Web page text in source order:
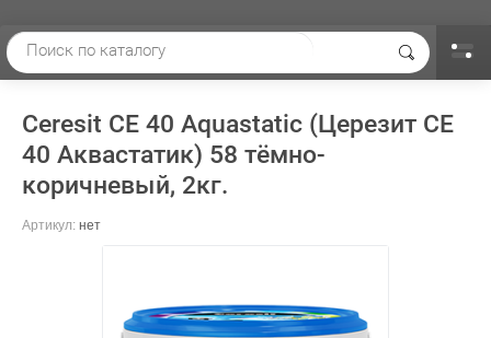
Ceresit СЕ 40 Aquastatic (Церезит СЕ
40 Аквастатик) 58 тёмно-
коричневый, 2кг.
Артикул: нет